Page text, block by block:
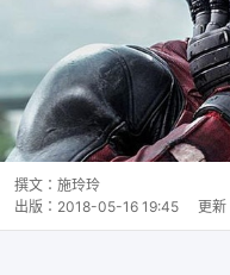
撰文： 施玲玲
出版： 2018-05-16 19:45 更新